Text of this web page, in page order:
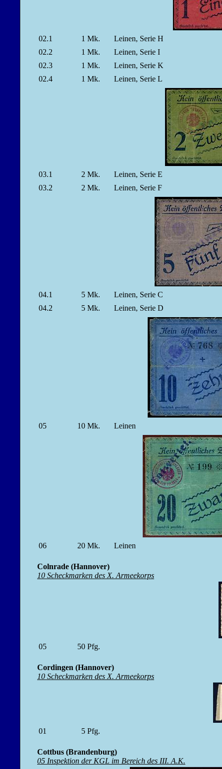
02.1 1 Mk.
Leinen, Serie H
02.2
1 Mk.
Leinen, Serie I
02.3
1 Mk.
Leinen, Serie K
02.4
1 Mk. Leinen, Serie L
03.1 2 Mk.
Leinen, Serie E
03.2
2 Mk. Leinen, Serie F
04.1 5 Mk.
Leinen, Serie C
04.2
5 Mk. Leinen, Serie D
05 10 Mk. Leinen
06 20 Mk. Leinen
Colnrade (Hannover)
10 Scheckmarken des X. Armeekorps
05 50 Pfg.
Cordingen (Hannover)
10 Scheckmarken des X. Armeekorps
01 5 Pfg.
Cottbus (Brandenburg)
05 Inspektion der KGL im Bereich des III. A.K.